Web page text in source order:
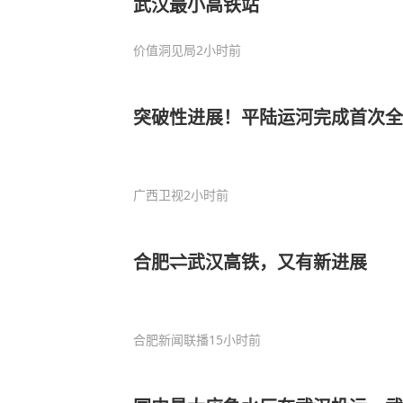
武汉最小高铁站
价值洞见局2小时前
突破性进展！平陆运河完成首次
广西卫视2小时前
合肥⇌武汉高铁，又有新进展
合肥新闻联播15小时前